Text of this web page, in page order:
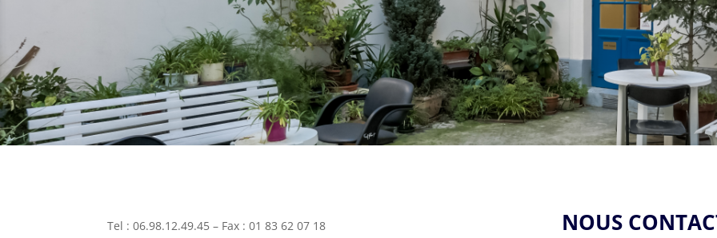
Tel : 06.98.12.49.45 – Fax : 01 83 62 07 18
NOUS